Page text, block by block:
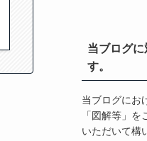
当ブログ
す。
当ブログにお
「図解等」
いただいて構